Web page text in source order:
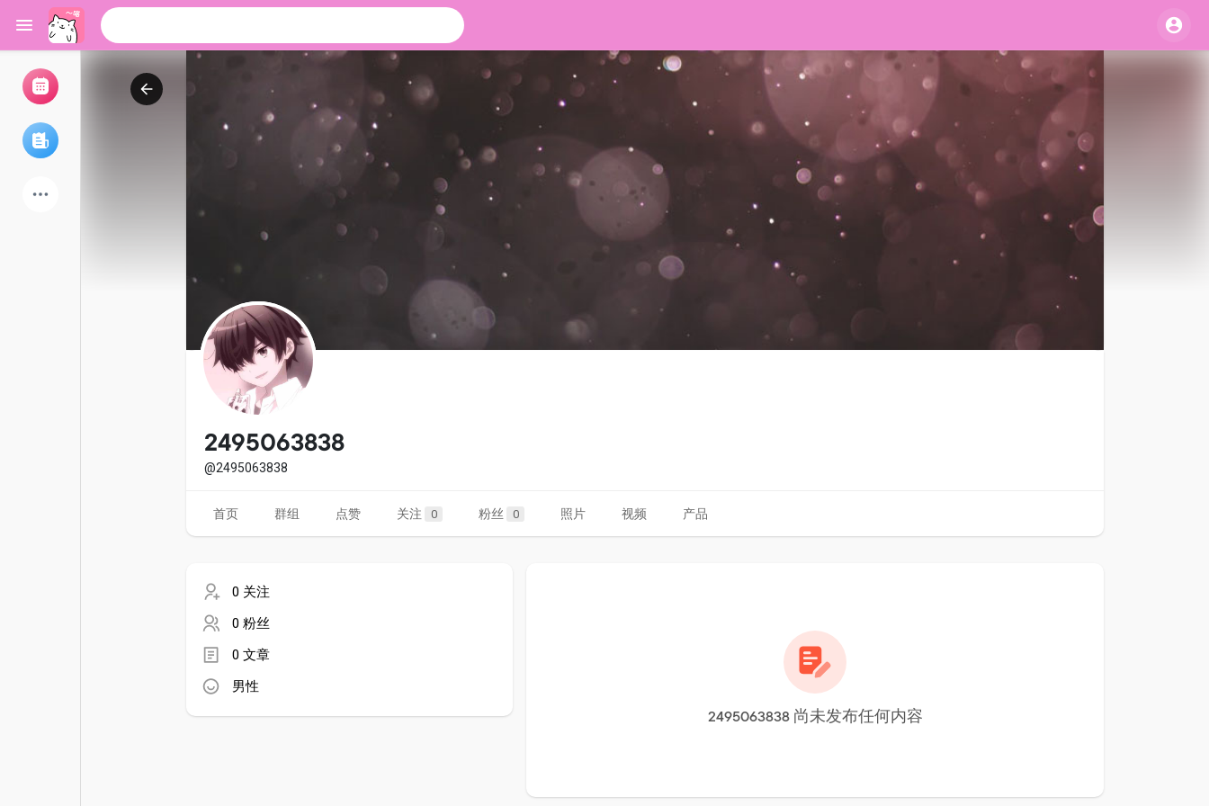
我的活动
游戏
资金来源
2495063838
@2495063838
首页 群组 点赞 关注 0 粉丝 0 照片 视频 产品
0 关注
0 粉丝
0 文章
男性
2495063838 尚未发布任何内容